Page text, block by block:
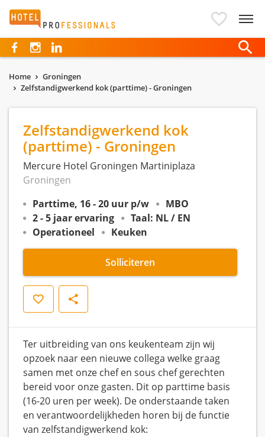
Hotelprofessionals
Home
Groningen
Zelfstandigwerkend kok (parttime) - Groningen
Zelfstandigwerkend kok
(parttime) - Groningen
Mercure Hotel Groningen Martiniplaza
Groningen
Parttime, 16 - 20 uur p/w
MBO
2 - 5 jaar ervaring
Taal: NL / EN
Operationeel
Keuken
Solliciteren
Opslaan Delen
Ter uitbreiding van ons keukenteam zijn wij
opzoek naar een nieuwe collega welke graag
samen met onze chef en sous chef gerechten
bereid voor onze gasten. Dit op parttime basis
(16-20 uren per week). De onderstaande taken
en verantwoordelijkheden horen bij de functie
van zelfstandigwerkend kok: